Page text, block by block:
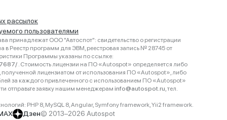
рассылок
пользователями
принадлежат ООО "Автоспот": свидетельство о регистрации
Реестр программ для ЭВМ, реестровая запись № 28745 от
Программы указаны по ссылке:
. Стоимость лицензии на ПО «Autospot» определяется либо
полученной лицензиатом от использования ПО «Autospot», либо
за каждого привлеченного с использованием ПО «Autospot»
отправьте заявку нашим менеджерам info@autospot.ru, тел.
PHP 8, MySQL 8, Angular, Symfony framework, Yii2 framework.
Дзен© 2013–2026 Autospot